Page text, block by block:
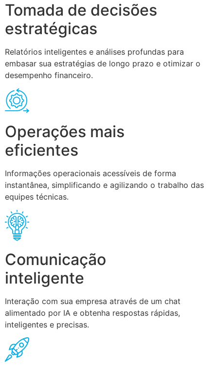
Tomada de decisões
estratégicas
Relatórios inteligentes e análises profundas para
embasar sua estratégias de longo prazo e otimizar o
desempenho financeiro.
Operações mais
eficientes
Informações operacionais acessíveis de forma
instantânea, simplificando e agilizando o trabalho das
equipes técnicas.
Comunicação
inteligente
Interação com sua empresa através de um chat
alimentado por IA e obtenha respostas rápidas,
inteligentes e precisas.